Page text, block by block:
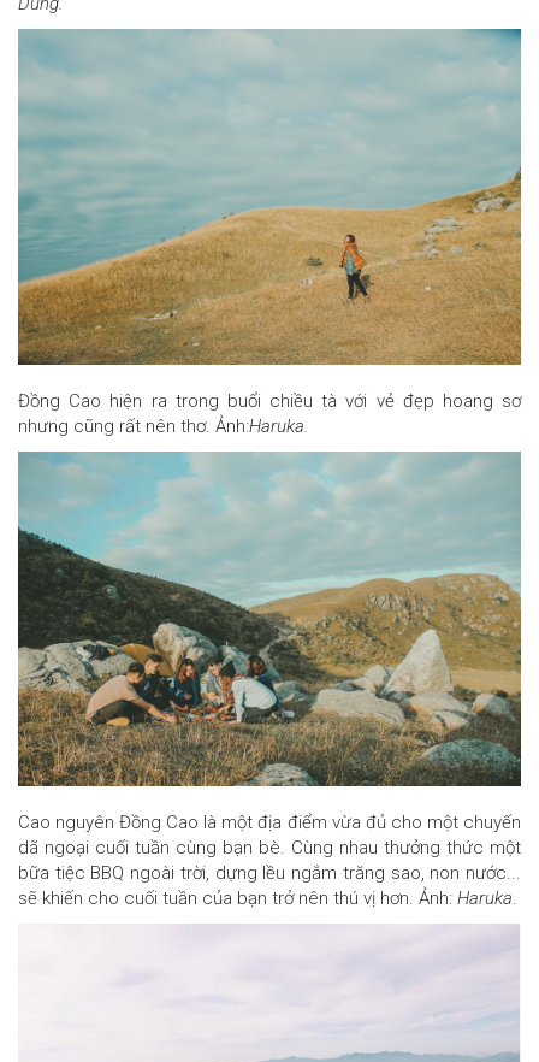
Đồng Cao hiện ra trong buổi chiều tà với vẻ đẹp hoang sơ
nhưng cũng rất nên thơ. Ảnh:Haruka.
Cao nguyên Đồng Cao là một địa điểm vừa đủ cho một chuyến
dã ngoại cuối tuần cùng bạn bè. Cùng nhau thưởng thức một
bữa tiệc BBQ ngoài trời, dựng lều ngắm trăng sao, non nước...
sẽ khiến cho cuối tuần của bạn trở nên thú vị hơn. Ảnh: Haruka.